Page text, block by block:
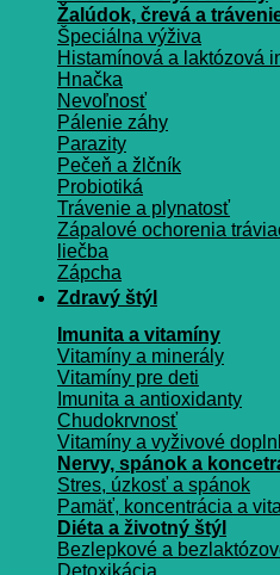
Žalúdok, črevá a
Špeciálna výživa
Histamínová a laktózová
Hnačka
Nevoľnosť
Pálenie záhy
Parazity
Pečeň a žlčník
Probiotiká
Trávenie a plynatosť
Zápalové ochorenia
liečba
Zápcha
Zdravý štýl
Imunita a vitamíny
Vitamíny a minerály
Vitamíny pre deti
Imunita a antioxidanty
Chudokrvnosť
Vitamíny a vyživové
Nervy, spánok a
Stres, úzkosť a spánok
Pamäť, koncentrácia a
Diéta a životný štýl
Bezlepkové a
Detoxikácia